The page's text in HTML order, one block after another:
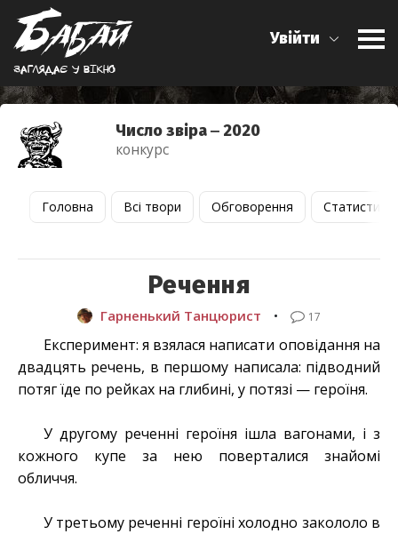
Заглядає у вiкно
Увійти
Число звіра ‒ 2020
конкурс
Головна Всі твори Обговорення Статистика
Речення
Гарненький Танцюрист • 17
Експеримент: я взялася написати оповідання на
двадцять речень, в першому написала: підводний
потяг їде по рейках на глибині, у потязі — героїня.
У другому реченні героїня ішла вагонами, і з
кожного купе за нею поверталися знайомі
обличчя.
У третьому реченні героїні холодно закололо в